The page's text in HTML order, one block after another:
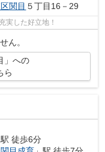
関目 ５丁目16－29
実した好立地！
ん。
」への
ら
駅 徒歩6分